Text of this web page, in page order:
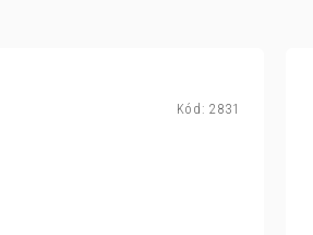
Kód: 2831